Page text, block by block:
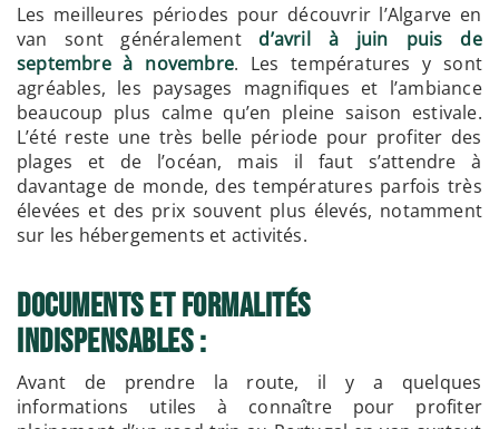
Les meilleures périodes pour découvrir l’Algarve en
van sont généralement d’avril à juin puis de
septembre à novembre. Les températures y sont
agréables, les paysages magnifiques et l’ambiance
beaucoup plus calme qu’en pleine saison estivale.
L’été reste une très belle période pour profiter des
plages et de l’océan, mais il faut s’attendre à
davantage de monde, des températures parfois très
élevées et des prix souvent plus élevés, notamment
sur les hébergements et activités.
Documents et formalités
indispensables :
Avant de prendre la route, il y a quelques
informations utiles à connaître pour profiter